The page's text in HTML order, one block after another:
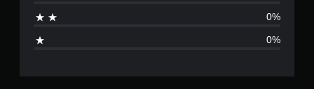
5
星
0%
0%